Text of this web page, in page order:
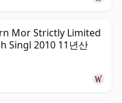
Mor Strictly Limited
Singl 2010 11년산